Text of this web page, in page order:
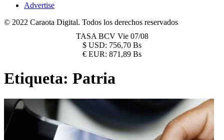
Advertise
© 2022 Caraota Digital. Todos los derechos reservados
TASA BCV Vie 07/08
$ USD: 756,70 Bs
€ EUR: 871,89 Bs
Etiqueta: Patria